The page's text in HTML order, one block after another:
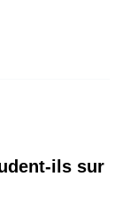
ils sur